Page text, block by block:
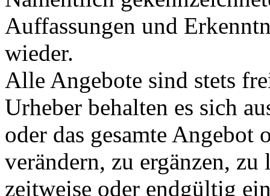
Auffassungen und
wieder.
Alle Angebote sind stets
Urheber behalten es sich
oder das gesamte Angebot
verändern, zu ergänzen,
zeitweise oder endgültig